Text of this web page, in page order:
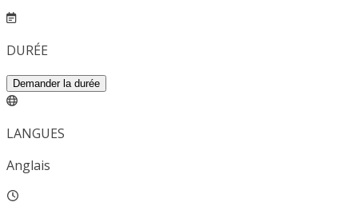
DURÉE
Demander la durée
LANGUES
Anglais